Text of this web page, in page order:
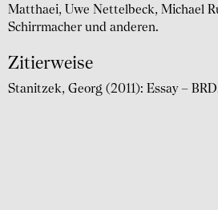
Matthaei, Uwe Nettelbeck, Michael
Schirrmacher und anderen.
Zitierweise
Stanitzek, Georg (2011): Essay –